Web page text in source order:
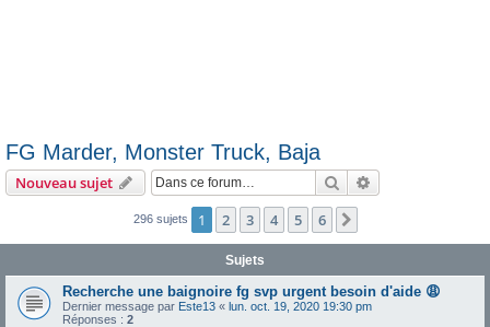
FG Marder, Monster Truck, Baja
Nouveau sujet Rechercher
296 sujets 1 2 3 4 5 6
Sujets
Recherche une baignoire fg svp urgent besoin d'aide 😩
Dernier message par Este13 « lun. oct. 19, 2020 19:30 pm
Réponses : 2